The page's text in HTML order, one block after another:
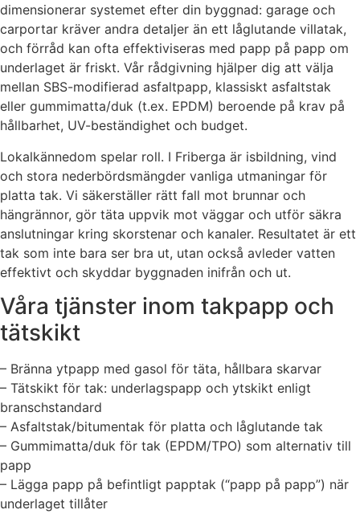
dimensionerar systemet efter din byggnad: garage och
carportar kräver andra detaljer än ett låglutande villatak,
och förråd kan ofta effektiviseras med papp på papp om
underlaget är friskt. Vår rådgivning hjälper dig att välja
mellan SBS-modifierad asfaltpapp, klassiskt asfaltstak
eller gummimatta/duk (t.ex. EPDM) beroende på krav på
hållbarhet, UV-beständighet och budget.
Lokalkännedom spelar roll. I Friberga är isbildning, vind
och stora nederbördsmängder vanliga utmaningar för
platta tak. Vi säkerställer rätt fall mot brunnar och
hängrännor, gör täta uppvik mot väggar och utför säkra
anslutningar kring skorstenar och kanaler. Resultatet är ett
tak som inte bara ser bra ut, utan också avleder vatten
effektivt och skyddar byggnaden inifrån och ut.
Våra tjänster inom takpapp och
tätskikt
– Bränna ytpapp med gasol för täta, hållbara skarvar
– Tätskikt för tak: underlagspapp och ytskikt enligt
branschstandard
– Asfaltstak/bitumentak för platta och låglutande tak
– Gummimatta/duk för tak (EPDM/TPO) som alternativ till
papp
– Lägga papp på befintligt papptak (“papp på papp”) när
underlaget tillåter